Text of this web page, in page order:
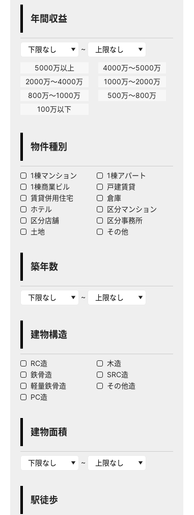
年間収益
~
5000万以上
4000万～5000万
2000万～4000万
1000万～2000万
800万～1000万
500万～800万
100万以下
物件種別
1棟マンション
1棟アパート
1棟商業ビル
戸建賃貸
賃貸併用住宅
倉庫
ホテル
区分マンション
区分店舗
区分事務所
土地
その他
築年数
~
建物構造
RC造
木造
鉄骨造
SRC造
軽量鉄骨造
その他造
PC造
建物面積
~
駅徒歩